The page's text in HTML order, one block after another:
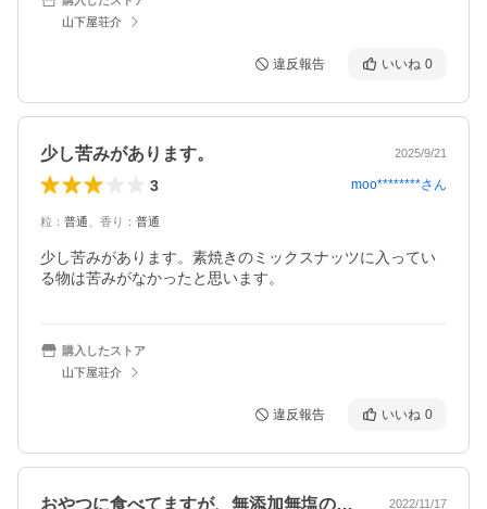
山下屋荘介
違反報告 いいね 0
少し苦みがあります。 2025/9/21
3 moo********さん
粒 ： 普通 香り ： 普通
少し苦みがあります。素焼きのミックスナッツに入ってい
る物は苦みがなかったと思います。
購入したストア
山下屋荘介
違反報告 いいね 0
おやつに食べてますが、無添加無塩の素焼… 2022/11/17